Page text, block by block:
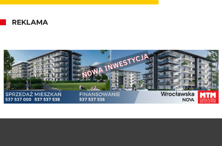
REKLAMA